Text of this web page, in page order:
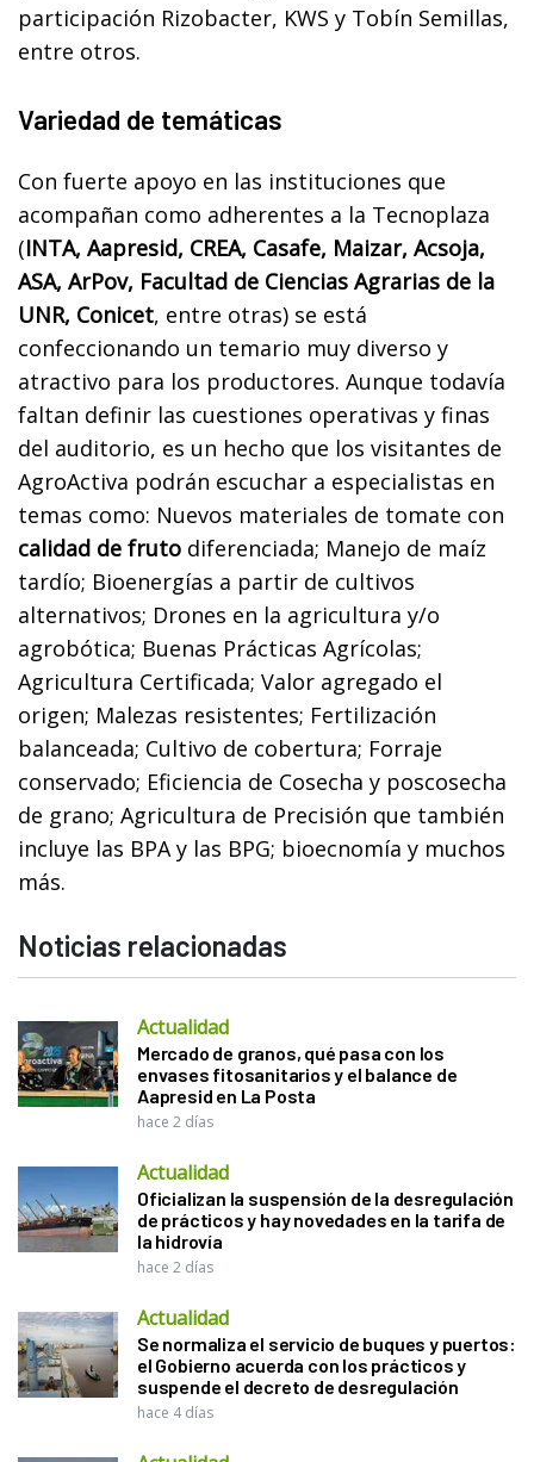
participación Rizobacter, KWS y Tobín Semillas,
entre otros.
Variedad de temáticas
Con fuerte apoyo en las instituciones que
acompañan como adherentes a la Tecnoplaza
(INTA, Aapresid, CREA, Casafe, Maizar, Acsoja,
ASA, ArPov, Facultad de Ciencias Agrarias de la
UNR, Conicet, entre otras) se está
confeccionando un temario muy diverso y
atractivo para los productores. Aunque todavía
faltan definir las cuestiones operativas y finas
del auditorio, es un hecho que los visitantes de
AgroActiva podrán escuchar a especialistas en
temas como: Nuevos materiales de tomate con
calidad de fruto diferenciada; Manejo de maíz
tardío; Bioenergías a partir de cultivos
alternativos; Drones en la agricultura y/o
agrobótica; Buenas Prácticas Agrícolas;
Agricultura Certificada; Valor agregado el
origen; Malezas resistentes; Fertilización
balanceada; Cultivo de cobertura; Forraje
conservado; Eficiencia de Cosecha y poscosecha
de grano; Agricultura de Precisión que también
incluye las BPA y las BPG; bioecnomía y muchos
más.
Noticias relacionadas
Actualidad
Mercado de granos, qué pasa con los
envases fitosanitarios y el balance de
Aapresid en La Posta
hace 2 días
Actualidad
Oficializan la suspensión de la desregulación
de prácticos y hay novedades en la tarifa de
la hidrovía
hace 2 días
Actualidad
Se normaliza el servicio de buques y puertos:
el Gobierno acuerda con los prácticos y
suspende el decreto de desregulación
hace 4 días